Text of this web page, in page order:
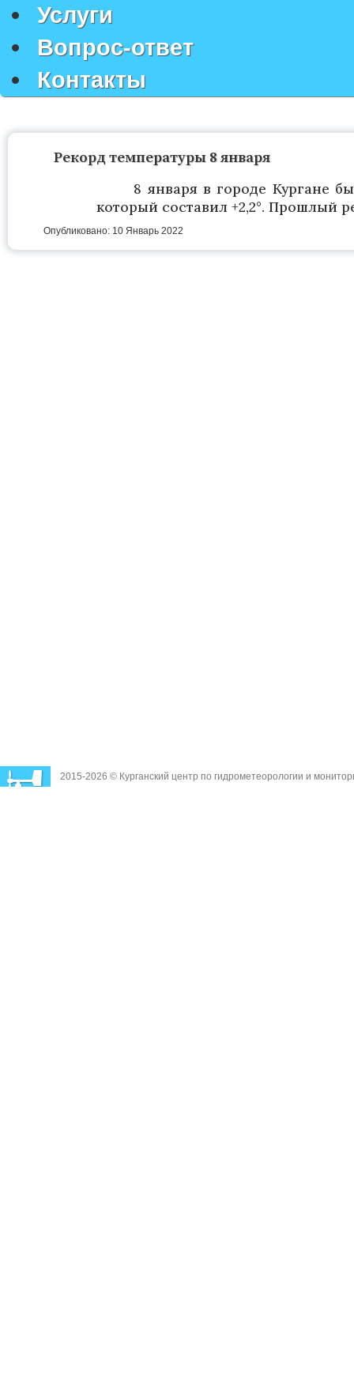
Услуги
Вопрос-ответ
Контакты
Рекорд температуры 8 января
8 января в городе Кургане
который составил +2,2°. Прошлый
Опубликовано: 10 Январь 2022
2015-2026 © Курганский центр по гидрометеорологии и